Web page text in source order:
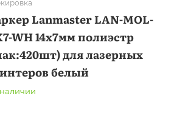
Lanmaster LAN-MOL-
WH 14x7мм полиэстр
для лазерных
белый